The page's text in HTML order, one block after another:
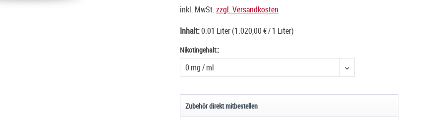
inkl. MwSt.zzgl. Versandkosten
Inhalt:0.01 Liter(1.020,00 € / 1 Liter)
Nikotingehalt::
Nikotingehalt:
Zubehör direkt mitbestellen